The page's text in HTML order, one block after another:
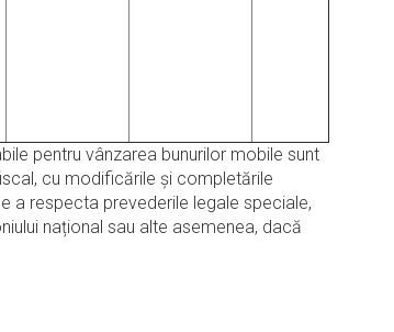
pentru vânzarea bunurilor mobile sunt
cu modificările şi completările
a respecta prevederile legale speciale,
național sau alte asemenea, dacă